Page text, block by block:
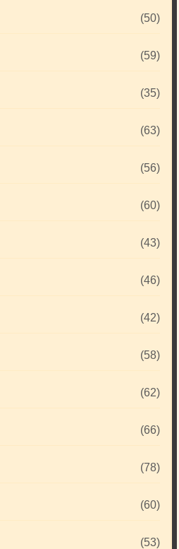
(50)
(59)
(35)
(63)
(56)
(60)
(43)
(46)
(42)
(58)
(62)
(66)
(78)
(60)
(53)